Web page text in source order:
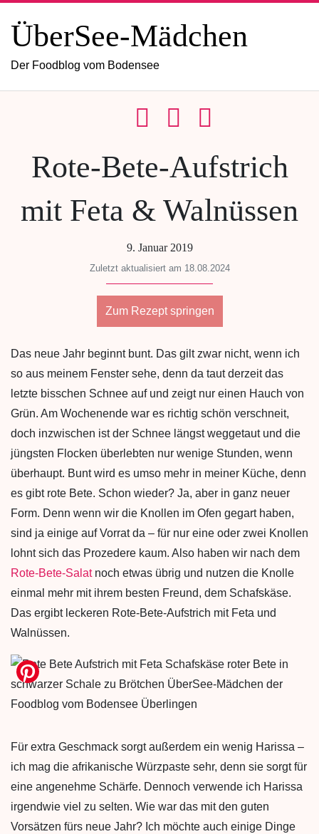
ÜberSee-Mädchen
Der Foodblog vom Bodensee
Rote-Bete-Aufstrich
mit Feta & Walnüssen
9. Januar 2019
Zuletzt aktualisiert am 18.08.2024
Zum Rezept springen
Das neue Jahr beginnt bunt. Das gilt zwar nicht, wenn ich
so aus meinem Fenster sehe, denn da taut derzeit das
letzte bisschen Schnee auf und zeigt nur einen Hauch von
Grün. Am Wochenende war es richtig schön verschneit,
doch inzwischen ist der Schnee längst weggetaut und die
jüngsten Flocken überlebten nur wenige Stunden, wenn
überhaupt. Bunt wird es umso mehr in meiner Küche, denn
es gibt rote Bete. Schon wieder? Ja, aber in ganz neuer
Form. Denn wenn wir die Knollen im Ofen gegart haben,
sind ja einige auf Vorrat da – für nur eine oder zwei Knollen
lohnt sich das Prozedere kaum. Also haben wir nach dem
Rote-Bete-Salatnoch etwas übrig und nutzen die Knolle
einmal mehr mit ihrem besten Freund, dem Schafskäse.
Das ergibt leckeren Rote-Bete-Aufstrich mit Feta und
Walnüssen.
Für extra Geschmack sorgt außerdem ein wenig Harissa –
ich mag die afrikanische Würzpaste sehr, denn sie sorgt für
eine angenehme Schärfe. Dennoch verwende ich Harissa
irgendwie viel zu selten. Wie war das mit den guten
Vorsätzen fürs neue Jahr? Ich möchte auch einige Dinge